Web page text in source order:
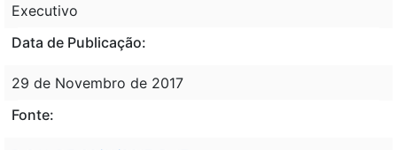
Executivo
Data de Publicação:
29 de Novembro de 2017
Fonte: